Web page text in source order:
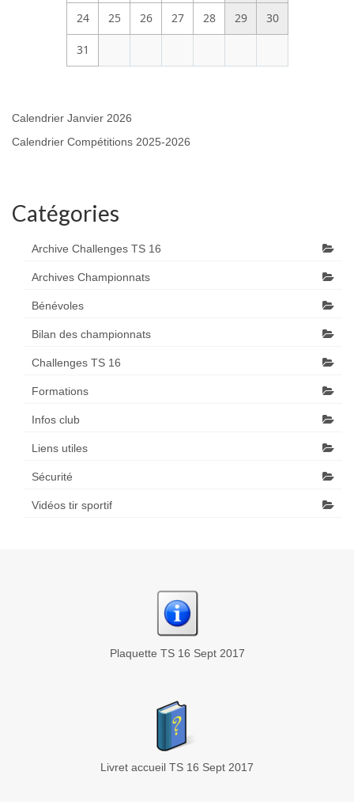
24 25 26 27 28 29 30
31
Calendrier Janvier 2026
Calendrier Compétitions 2025-2026
Catégories
Archive Challenges TS 16
Archives Championnats
Bénévoles
Bilan des championnats
Challenges TS 16
Formations
Infos club
Liens utiles
Sécurité
Vidéos tir sportif
Plaquette TS 16 Sept 2017
Livret accueil TS 16 Sept 2017